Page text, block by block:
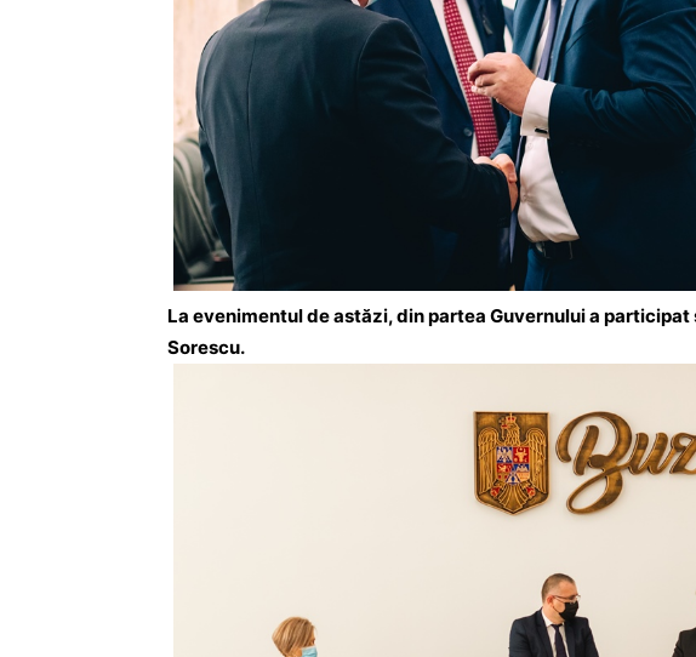
La evenimentul de astăzi, din partea Guvernului a
Sorescu.